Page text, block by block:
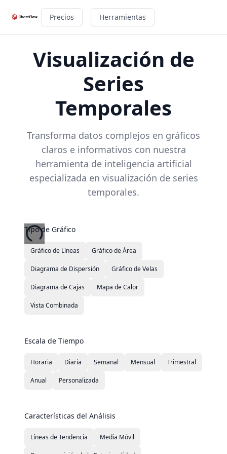
Precios Herramientas
Visualización de
Series
Temporales
Transforma datos complejos en gráficos
claros e informativos con nuestra
herramienta de inteligencia artificial
especializada en visualización de series
temporales.
Tipo de Gráfico
Gráfico de Líneas Gráfico de Área
Diagrama de Dispersión Gráfico de Velas
Diagrama de Cajas Mapa de Calor
Vista Combinada
Escala de Tiempo
Horaria Diaria Semanal Mensual Trimestral
Anual Personalizada
Características del Análisis
Líneas de Tendencia Media Móvil